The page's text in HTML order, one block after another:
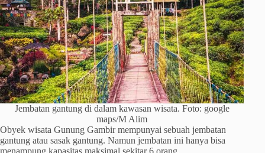
Jembatan gantung di dalam kawasan wisata. Foto: google
maps/M Alim
Obyek wisata Gunung Gambir mempunyai sebuah jembatan
gantung atau sasak gantung. Namun jembatan ini hanya bisa
menampung kapasitas maksimal sekitar 6 orang.